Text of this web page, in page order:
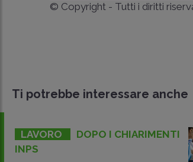
© Copyright - Tutti i diritti
Ti potrebbe interessare anche
LAVORO
DOPO I CHIARIMENTI
INPS